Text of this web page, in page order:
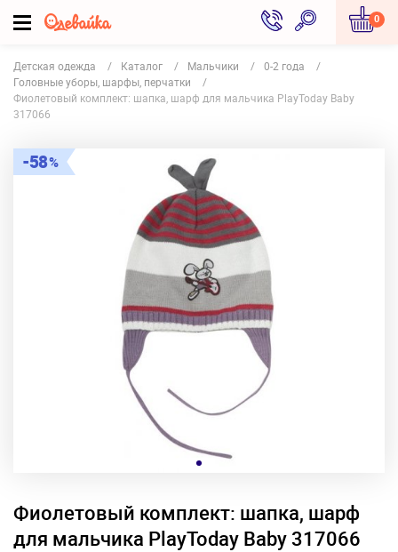
0
Детская одежда Каталог Мальчики
0-2 года
Головные уборы, шарфы, перчатки
Фиолетовый комплект: шапка, шарф для мальчика PlayToday Baby
317066
58
Фиолетовый комплект: шапка, шарф
для мальчика PlayToday Baby 317066